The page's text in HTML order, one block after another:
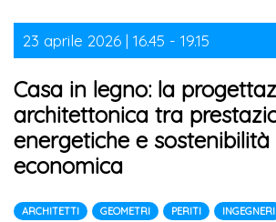
23 aprile 2026 | 16.45 - 19.15
Casa in legno: la
architettonica tra
energetiche e sostenibilità
economica
ARCHITETTI GEOMETRI PERITI
INGEGNERI